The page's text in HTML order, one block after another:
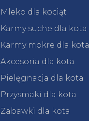
Mleko dla kociąt
Karmy suche dla kota
Karmy mokre dla kota
Akcesoria dla kota
Pielęgnacja dla kota
Przysmaki dla kota
Zabawki dla kota